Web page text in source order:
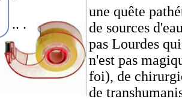
une quête
de sources
pas Lourdes
n'est pas
foi), de
de
.. .